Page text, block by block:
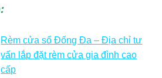
Rèm cửa sổ Đống Đa – Địa chỉ tư
vấn lắp đặt rèm cửa gia đình cao
cấp